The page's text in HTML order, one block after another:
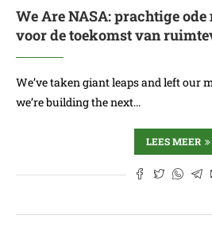
We Are NASA: prachtige
voor de toekomst van
We’ve taken giant leaps and left our
we’re building the next…
LEES MEER